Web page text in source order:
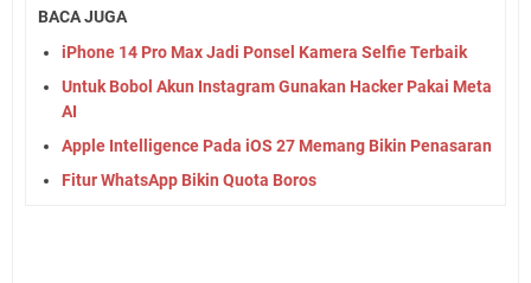
BACA JUGA
iPhone 14 Pro Max Jadi Ponsel Kamera Selfie Terbaik
Untuk Bobol Akun Instagram Gunakan Hacker Pakai Meta
AI
Apple Intelligence Pada iOS 27 Memang Bikin Penasaran
Fitur WhatsApp Bikin Quota Boros